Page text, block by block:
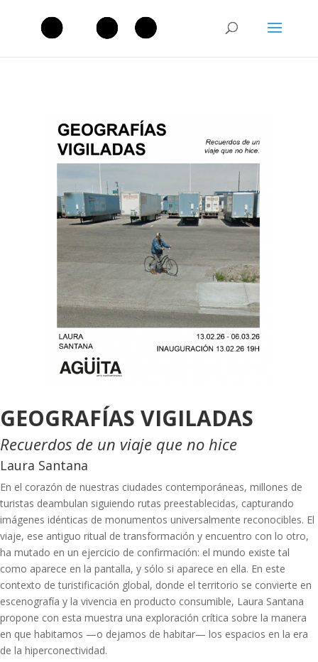
GEOGRAFÍAS VIGILADAS
Recuerdos de un viaje que no hice
Laura Santana
En el corazón de nuestras ciudades contemporáneas, millones de
turistas deambulan siguiendo rutas preestablecidas, capturando
imágenes idénticas de monumentos universalmente reconocibles. El
viaje, ese antiguo ritual de transformación y encuentro con lo otro,
ha mutado en un ejercicio de confirmación: el mundo existe tal
como aparece en la pantalla, y sólo si aparece en ella. En este
contexto de turistificación global, donde el territorio se convierte en
escenografía y la vivencia en producto consumible, Laura Santana
propone con esta muestra una exploración crítica sobre la manera
en que habitamos —o dejamos de habitar— los espacios en la era
de la hiperconectividad.